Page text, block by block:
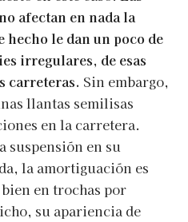
no afectan en nada la
hecho le dan un poco de
irregulares, de esas
carreteras. Sin embargo,
llantas semilisas
en la carretera.
suspensión en su
la amortiguación es
en trochas por
su apariencia de